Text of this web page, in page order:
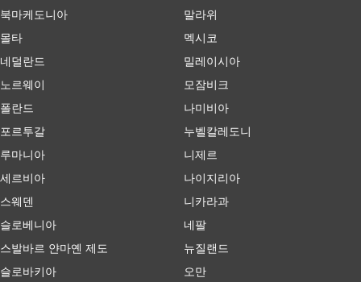
북마케도니아
몰타
네덜란드
노르웨이
폴란드
포르투갈
루마니아
세르비아
스웨덴
슬로베니아
스발바르 얀마옌 제도
슬로바키아
말라위
멕시코
밀레이시아
모잠비크
나미비아
누벨칼레도니
니제르
나이지리아
니카라과
네팔
뉴질랜드
오만